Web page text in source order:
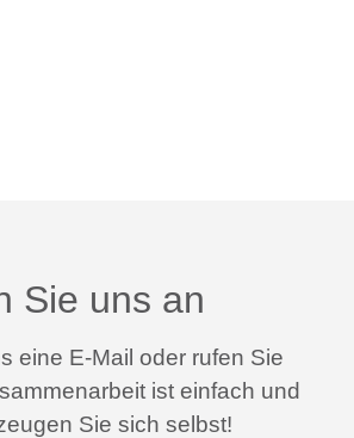
Sie uns an
eine E-Mail oder rufen Sie
ist einfach und
Sie sich selbst!